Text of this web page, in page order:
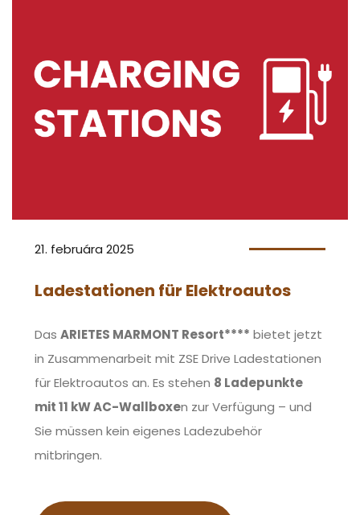
21. februára 2025
Ladestationen für Elektroautos
Das ARIETES MARMONT Resort**** bietet jetzt
in Zusammenarbeit mit ZSE Drive Ladestationen
für Elektroautos an. Es stehen 8 Ladepunkte
mit 11 kW AC-Wallboxen zur Verfügung – und
Sie müssen kein eigenes Ladezubehör
mitbringen.